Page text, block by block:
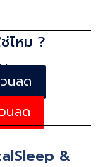
ไหม ?
!
นลด
นลด
&